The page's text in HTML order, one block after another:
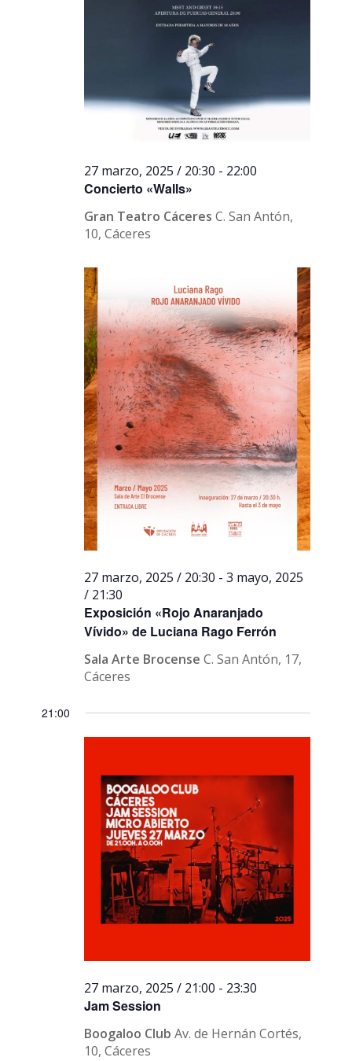
Concierto «Walls»
27 marzo, 2025 / 20:30 - 22:00
Gran Teatro CáceresC. San Antón,
10, Cáceres
Exposición «Rojo Anaranjado
Vívido» de Luciana Rago Ferrón
27 marzo, 2025 / 20:30 -3 mayo, 2025
/ 21:30
Sala Arte BrocenseC. San Antón, 17,
Cáceres
21:00
Jam Session
27 marzo, 2025 / 21:00 - 23:30
Boogaloo ClubAv. de Hernán Cortés,
10, Cáceres